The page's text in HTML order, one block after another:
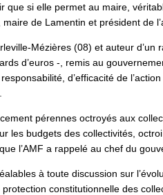
que si elle permet au maire,
de Lamentin et président de
Mézières (08) et auteur
d’euros -, remis au
d’efficacité de
pérennes octroyés aux
les budgets des collectivités,
l’AMF a rappelé au chef du
à toute discussion sur
constitutionnelle des